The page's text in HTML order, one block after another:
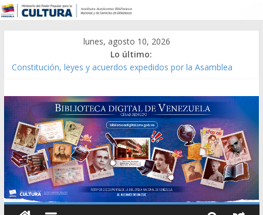
lunes, agosto 10, 2026
Lo último:
Constitución, leyes y acuerdos expedidos por la Asamblea
Modesta Bor Sánchez [material gráfico]
Gaceta Oficial de la República de Venezuela año CXXXIII Mes V,
Caracas 09 de marzo de 2006 N° 38.394
Catálogo temático de obras de Modesta Bor